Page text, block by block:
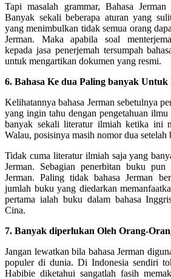
Tapi masalah grammar, Bahasa
Banyak sekali beberapa aturan yang
yang menimbulkan tidak semua orang
Jerman. Maka apabila soal
kepada jasa penerjemah tersumpah
untuk mengartikan dokumen yang resmi.
6. Bahasa Ke dua Paling banyak
Kelihatannya bahasa Jerman sebetulnya
yang ingin tahu dengan pengetahuan ilmu
banyak sekali literatur ilmiah ketika ini
Walau, posisinya masih nomor dua setelah
Tidak cuma literatur ilmiah saja yang
Jerman. Sebagian penerbitan buku pun
Jerman. Paling tidak bahasa Jerman
jumlah buku yang diedarkan
pertama ialah buku dalam bahasa
Cina.
7. Banyak diperlukan Oleh Orang-
Jangan lewatkan bila bahasa Jerman
populer di dunia. Di Indonesia sendiri
Habibie diketahui sangatlah fasih